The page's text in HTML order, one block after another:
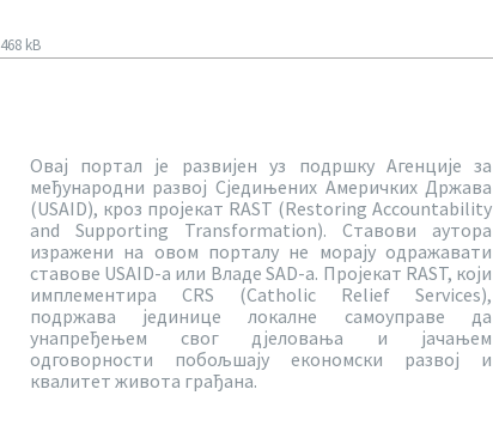
468 kB
Овај портал је развијен уз подршку Агенције за
међународни развој Сједињених Америчких Држава
(USAID), кроз пројекат RAST (Restoring Accountability
and Supporting Transformation). Ставови аутора
изражени на овом порталу не морају одражавати
ставове USAID-a или Владе SAD-a. Пројекат RAST, који
имплементира CRS (Catholic Relief Services),
подржава јединице локалне самоуправе да
унапређењем свог дјеловања и јачањем
одговорности побољшају економски развој и
квалитет живота грађана.